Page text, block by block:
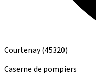
Courtenay(45320)
Caserne de pompiers